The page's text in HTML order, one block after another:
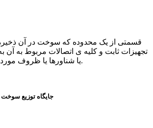
قسمتی از یک محدوده که سوخت در آن
تجهیزات ثابت و کلیه ی اتصالات مربوط به آن
یا شناورها یا ظروف مورد تایید توزیع می گردد.
جایگاه توزیع